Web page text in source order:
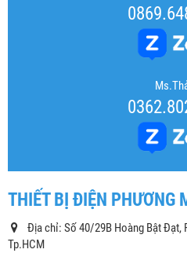
THIẾT BỊ ĐIỆN PHƯƠNG
Địa chỉ: Số 40/29B Hoàng Bật Đạt,
Tp.HCM